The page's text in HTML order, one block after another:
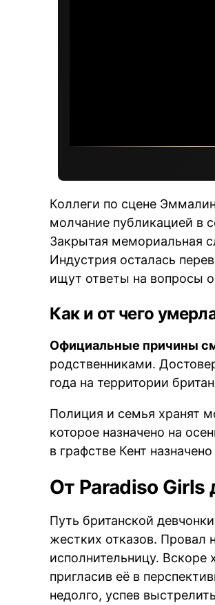
Коллеги по сцене
молчание публикацией в
Закрытая мемориальная
Индустрия осталась
ищут ответы на вопросы
Как и от чего
Официальные причины
родственниками.
года на территории
Полиция и семья хранят
которое назначено на
в графстве Кент
От Paradiso
Путь британской
жестких отказов. Провал
исполнительницу. Вскоре
пригласив её в
недолго, успев